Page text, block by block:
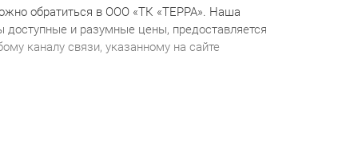
обратиться в ООО «ТК «ТЕРРА». Наша
доступные и разумные цены, предоставляется
каналу связи, указанному на сайте